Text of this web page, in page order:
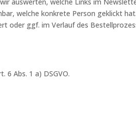
welche konkrete Person geklickt
oder ggf. im Verlauf des
6 Abs. 1 a) DSGVO.